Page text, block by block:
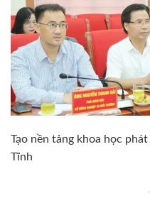
Tạo nền tảng khoa học
Tĩnh